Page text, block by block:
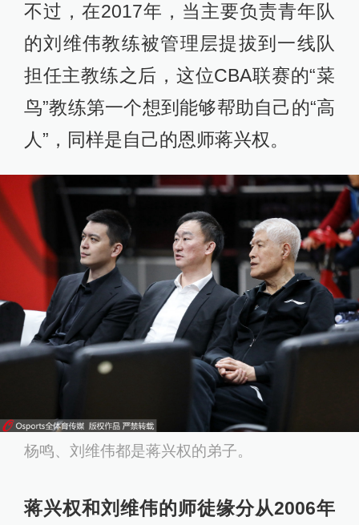
不过，在2017年，当主要负责青年队
的刘维伟教练被管理层提拔到一线队
担任主教练之后，这位CBA联赛的“菜
鸟”教练第一个想到能够帮助自己的“高
人”，同样是自己的恩师蒋兴权。
杨鸣、刘维伟都是蒋兴权的弟子。
蒋兴权和刘维伟的师徒缘分从2006年